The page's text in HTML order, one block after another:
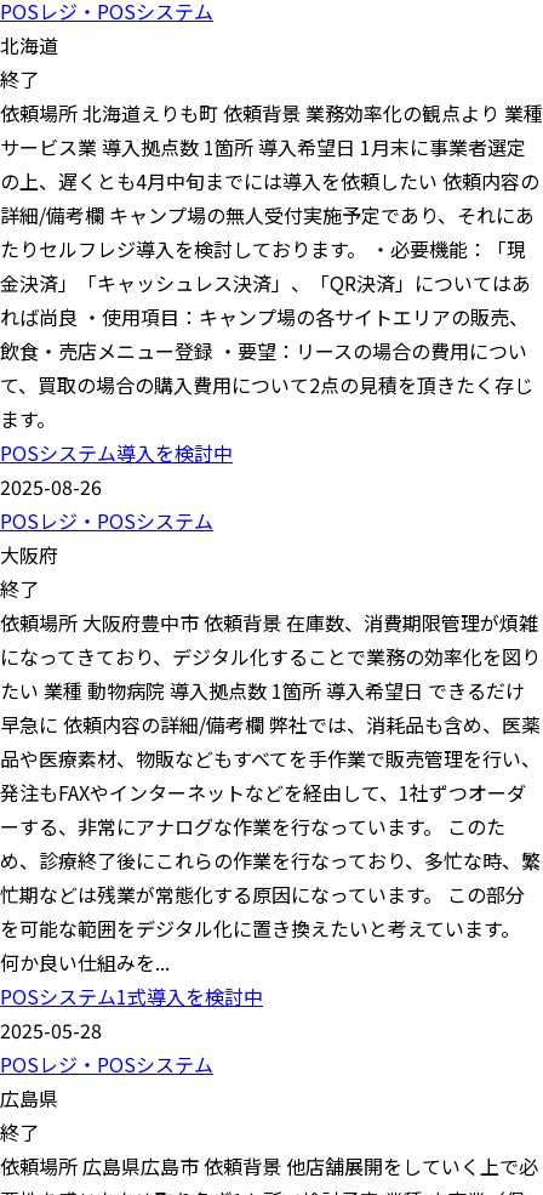
POSレジ・POSシステム
北海道
終了
依頼場所 北海道えりも町 依頼背景 業務効率化の観点より 業種
サービス業 導入拠点数 1箇所 導入希望日 1月末に事業者選定
の上、遅くとも4月中旬までには導入を依頼したい 依頼内容の
詳細/備考欄 キャンプ場の無人受付実施予定であり、それにあ
たりセルフレジ導入を検討しております。 ・必要機能：「現
金決済」「キャッシュレス決済」、「QR決済」についてはあ
れば尚良 ・使用項目：キャンプ場の各サイトエリアの販売、
飲食・売店メニュー登録 ・要望：リースの場合の費用につい
て、買取の場合の購入費用について2点の見積を頂きたく存じ
ます。
POSシステム導入を検討中
2025-08-26
POSレジ・POSシステム
大阪府
終了
依頼場所 大阪府豊中市 依頼背景 在庫数、消費期限管理が煩雑
になってきており、デジタル化することで業務の効率化を図り
たい 業種 動物病院 導入拠点数 1箇所 導入希望日 できるだけ
早急に 依頼内容の詳細/備考欄 弊社では、消耗品も含め、医薬
品や医療素材、物販などもすべてを手作業で販売管理を行い、
発注もFAXやインターネットなどを経由して、1社ずつオーダ
ーする、非常にアナログな作業を行なっています。 このた
め、診療終了後にこれらの作業を行なっており、多忙な時、繁
忙期などは残業が常態化する原因になっています。 この部分
を可能な範囲をデジタル化に置き換えたいと考えています。
何か良い仕組みを...
POSシステム1式導入を検討中
2025-05-28
POSレジ・POSシステム
広島県
終了
依頼場所 広島県広島市 依頼背景 他店舗展開をしていく上で必